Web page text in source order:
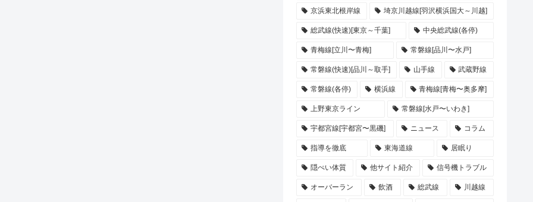
京浜東北根岸線 埼京川越線[羽沢横浜国大～川越]
総武線(快速)[東京～千葉] 中央総武線(各停)
青梅線[立川〜青梅] 常磐線[品川〜水戸]
常磐線(快速)[品川～取手] 山手線 武蔵野線
常磐線(各停) 横浜線 青梅線[青梅〜奥多摩]
上野東京ライン 常磐線[水戸〜いわき]
宇都宮線[宇都宮〜黒磯] ニュース コラム
指導を徹底 東海道線 居眠り
隠ぺい体質 他サイト紹介 信号機トラブル
オーバーラン 飲酒 総武線 川越線